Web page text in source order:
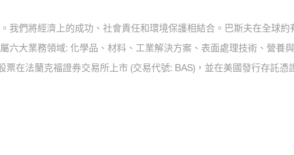
們將經濟上的成功、社會責任和環境保護相結合。巴斯夫在全球約
六大業務領域: 化學品、材料、工業解決方案、表面處理技術、營養
在法蘭克福證券交易所上市 (交易代號: BAS)，並在美國發行存託憑